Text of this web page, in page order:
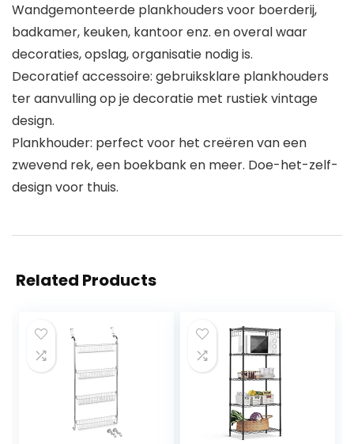
Wandgemonteerde plankhouders voor boerderij,
badkamer, keuken, kantoor enz. en overal waar
decoraties, opslag, organisatie nodig is.
Decoratief accessoire: gebruiksklare plankhouders
ter aanvulling op je decoratie met rustiek vintage
design.
Plankhouder: perfect voor het creëren van een
zwevend rek, een boekbank en meer. Doe-het-zelf-
design voor thuis.
Related Products